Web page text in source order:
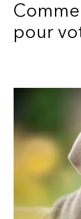
pour